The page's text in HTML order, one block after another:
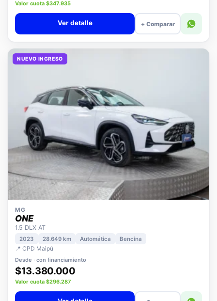
$15.980.000
−6%
Valor cuota $347.935
+ Comparar
MG
ONE
1.5 DLX AT
2023 28.649 km
📍 CPD Maipú
Desde · con financiamiento
$13.380.000
Valor cuota $296.287